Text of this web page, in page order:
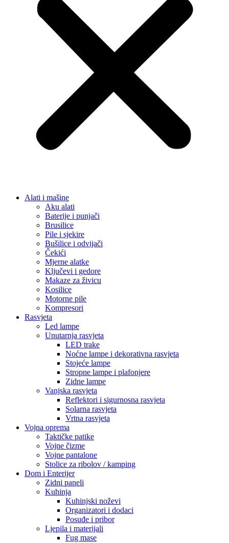
Alati i mašine
Aku alati
Baterije i punjači
Brusilice
Pile i sjekire
Bušilice i odvijači
Čekići
Mjerne alatke
Ključevi i gedore
Makaze za živicu
Kosilice
Motorne pile
Kompresori
Rasvjeta
Led lampe
Unutarnja rasvjeta
LED trake
Noćne lampe i dekorativna rasvjeta
Stojeće lampe
Stropne lampe i plafonjere
Zidne lampe
Vanjska rasvjeta
Reflektori i sigurnosna rasvjeta
Solarna rasvjeta
Vrtna rasvjeta
Vojna oprema
Taktičke patike
Vojne čizme
Vojne pantalone
Stolice za ribolov / kamping
Dom i Enterijer
Zidni paneli
Kuhinja
Kuhinjski noževi
Organizatori i dodaci
Posuđe i pribor
Ljepila i materijali
Fug mase